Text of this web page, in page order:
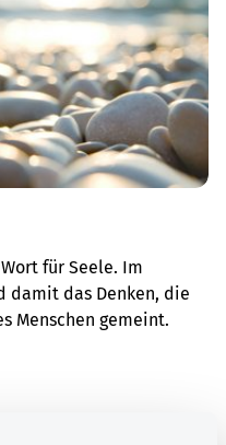
für Seele. Im
damit das Denken, die
Menschen gemeint.